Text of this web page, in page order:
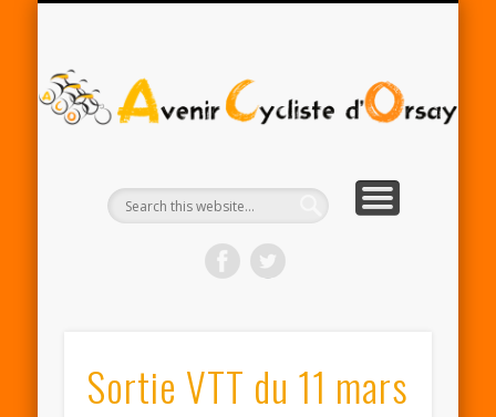
Sortie VTT du 11 mars